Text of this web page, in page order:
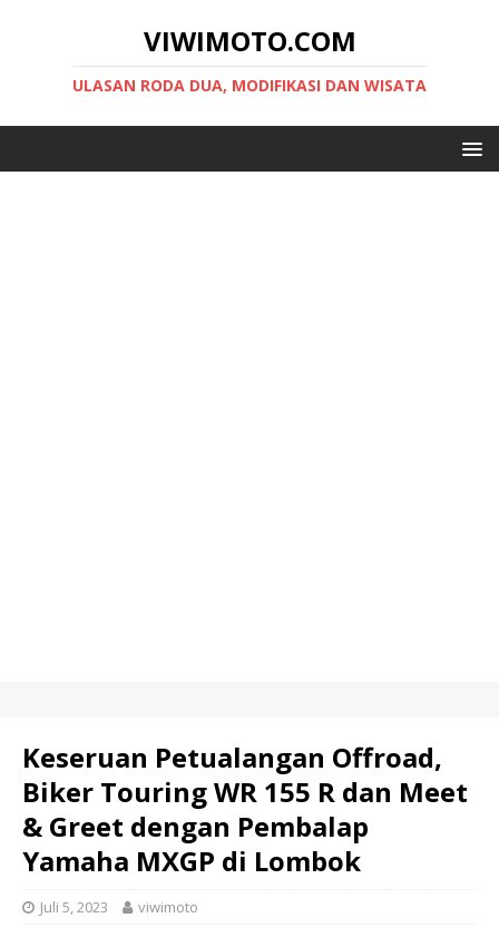
VIWIMOTO.COM
ULASAN RODA DUA, MODIFIKASI DAN WISATA
Keseruan Petualangan Offroad,
Biker Touring WR 155 R dan Meet
& Greet dengan Pembalap
Yamaha MXGP di Lombok
Juli 5, 2023 viwimoto